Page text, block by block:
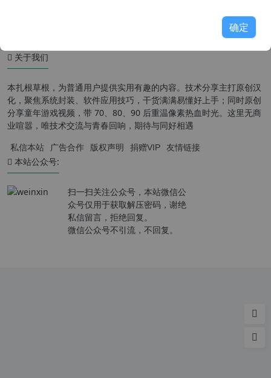
关于我们
本扎根草根，为普通用户提供实用有趣的内容。技术分享主打原创汉
化，聚焦系统封装、软件应用技巧，干货满满易懂好上手；同时原创
分享童年游戏视频，带 70、80、90 后重温像素热血时光。这里无商
业喧嚣，唯技术交流与青春回响，期待与同好相遇
私信本站 广告合作 版权声明 捐赠VIP 友情链接
本站公众号:
扫一扫关注公众号，本站微信公
众号仅用于获取解压密码，谢绝
私信留言，拒绝回复。
微信公众号不引流，不回复。
确定